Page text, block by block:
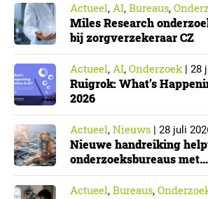
Actueel, AI, Bureaus,
Miles Research
bij zorgverzekeraar CZ
Actueel, AI, Onderzoek| 28
Ruigrok: What’s
2026
Actueel, Nieuws | 28 juli
Nieuwe handreiking
onderzoeksbureaus met
Cyberbeveiligingswet
Actueel, Bureaus,